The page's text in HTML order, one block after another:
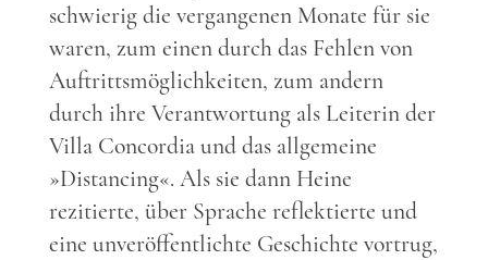
schwierig die vergangenen Monate für sie
waren, zum einen durch das Fehlen von
Auftrittsmöglichkeiten, zum andern
durch ihre Verantwortung als Leiterin der
Villa Concordia und das allgemeine
»Distancing«. Als sie dann Heine
rezitierte, über Sprache reflektierte und
eine unveröffentlichte Geschichte vortrug,